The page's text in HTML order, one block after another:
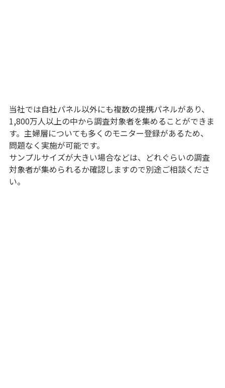
当社では自社パネル以外にも複数の提携パネルがあり、
1,800万人以上の中から調査対象者を集めることができま
す。主婦層についても多くのモニター登録があるため、
問題なく実施が可能です。
サンプルサイズが大きい場合などは、どれぐらいの調査
対象者が集められるか確認しますので別途ご相談くださ
い。